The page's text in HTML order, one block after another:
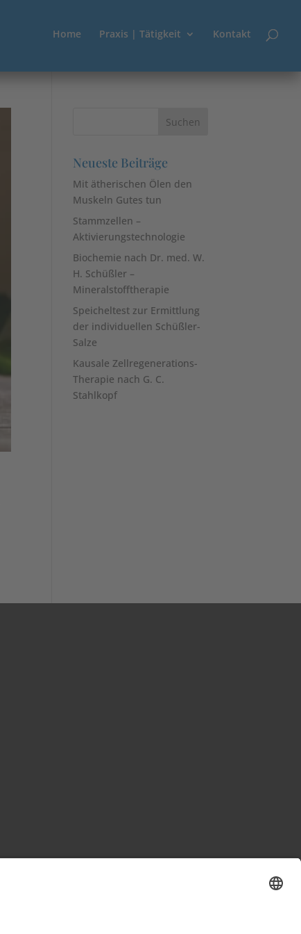
Home Praxis | Tätigkeit Kontakt
Neueste Beiträge
Mit ätherischen Ölen den
Muskeln Gutes tun
Stammzellen –
Aktivierungstechnologie
Biochemie nach Dr. med. W.
H. Schüßler –
Mineralstofftherapie
Speicheltest zur Ermittlung
der individuellen Schüßler-
Salze
Kausale Zellregenerations-
Therapie nach G. C.
Stahlkopf